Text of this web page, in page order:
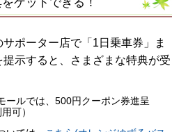
ポーター店で「1日乗車券」ま
示すると、さまざまな特典が受
ールでは、500円クーポン券進呈
可）